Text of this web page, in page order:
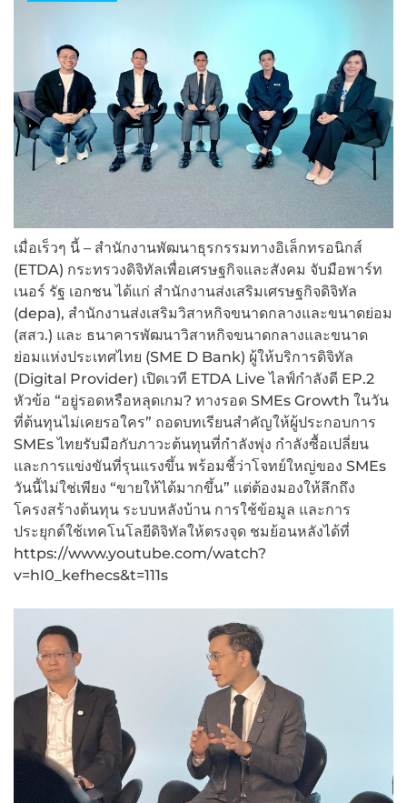
เมื่อเร็วๆ นี้ – สำนักงานพัฒนาธุรกรรมทางอิเล็กทรอนิกส์
(ETDA) กระทรวงดิจิทัลเพื่อเศรษฐกิจและสังคม จับมือพาร์ท
เนอร์ รัฐ เอกชน ได้แก่ สำนักงานส่งเสริมเศรษฐกิจดิจิทัล
(depa), สำนักงานส่งเสริมวิสาหกิจขนาดกลางและขนาดย่อม
(สสว.) และ ธนาคารพัฒนาวิสาหกิจขนาดกลางและขนาด
ย่อมแห่งประเทศไทย (SME D Bank) ผู้ให้บริการดิจิทัล
(Digital Provider) เปิดเวที ETDA Live ไลฟ์กำลังดี EP.2
หัวข้อ “อยู่รอดหรือหลุดเกม? ทางรอด SMEs Growth ในวัน
ที่ต้นทุนไม่เคยรอใคร” ถอดบทเรียนสำคัญให้ผู้ประกอบการ
SMEs ไทยรับมือกับภาวะต้นทุนที่กำลังพุ่ง กำลังซื้อเปลี่ยน
และการแข่งขันที่รุนแรงขึ้น พร้อมชี้ว่าโจทย์ใหญ่ของ SMEs
วันนี้ไม่ใช่เพียง “ขายให้ได้มากขึ้น” แต่ต้องมองให้ลึกถึง
โครงสร้างต้นทุน ระบบหลังบ้าน การใช้ข้อมูล และการ
ประยุกต์ใช้เทคโนโลยีดิจิทัลให้ตรงจุด ชมย้อนหลังได้ที่
https://www.youtube.com/watch?
v=hI0_kefhecs&t=111s